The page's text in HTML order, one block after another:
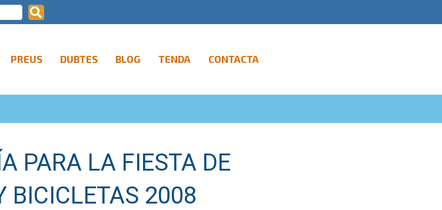
PREUS DUBTES BLOG TENDA CONTACTA
PARA LA FIESTA DE
BICICLETAS 2008